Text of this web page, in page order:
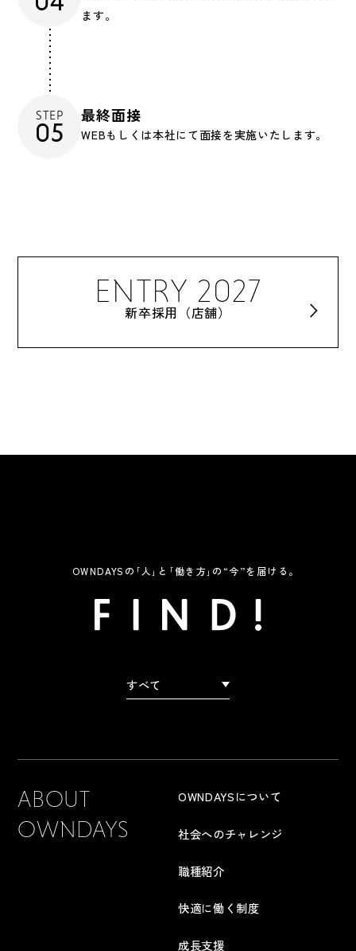
ます。
STEP
05
最終面接
WEBもしくは本社にて面接を実施いたします。
ENTRY 2027
新卒採用（店舗）
OWNDAYSの｢人｣と｢働き方｣の“今”を届ける。
すべて
ABOUT
OWNDAYS
OWNDAYSについて
社会へのチャレンジ
職種紹介
快適に働く制度
成長支援